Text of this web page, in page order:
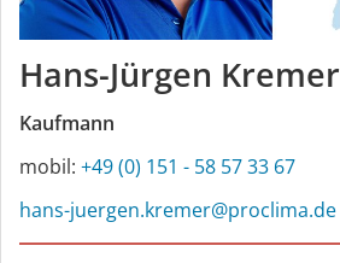
Hans-Jürgen Kremer
Kaufmann
mo­bil: +49 (0) 151 - 58 57 33 67
hans-juergen.kremer@proclima.de